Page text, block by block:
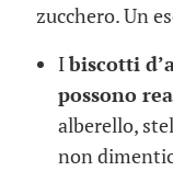
zucchero. Un
Ibiscotti
possono
alberello,
non